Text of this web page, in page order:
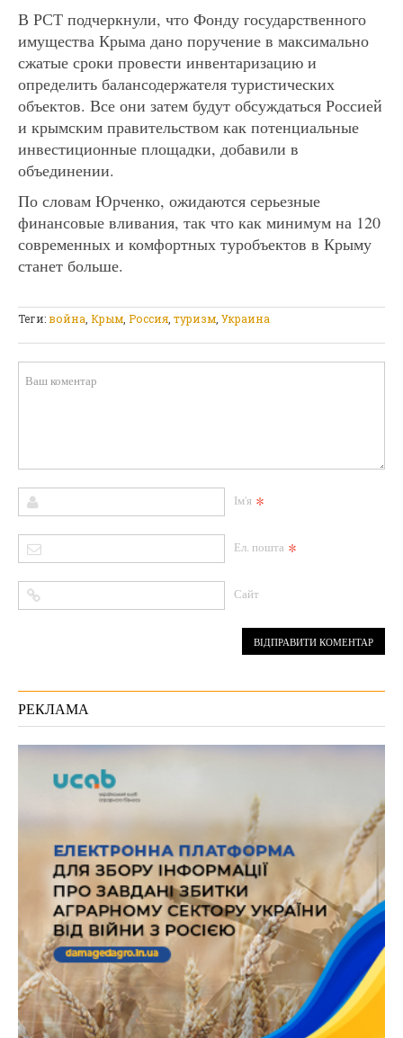
В РСТ подчеркнули, что Фонду государственного
имущества Крыма дано поручение в максимально
сжатые сроки провести инвентаризацию и
определить балансодержателя туристических
объектов. Все они затем будут обсуждаться Россией
и крымским правительством как потенциальные
инвестиционные площадки, добавили в
объединении.
По словам Юрченко, ожидаются серьезные
финансовые вливания, так что как минимум на 120
современных и комфортных туробъектов в Крыму
станет больше.
Теги:война Крым Россия туризм Украина
Ім'я *
Ел. пошта *
Сайт
РЕКЛАМА